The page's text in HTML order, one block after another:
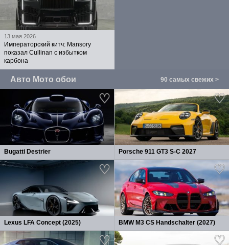
13 мая 2026
Императорский китч: Mansory
показал Cullinan с избытком
карбона
Авто Мото обои 90 самых свежих >
Bugatti Destrier Porsche 911 GT3 S-C 2027
Lexus LFA Concept (2025) BMW M3 CS Handschalter (2027)